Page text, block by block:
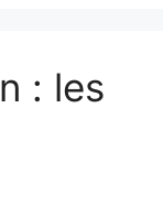
: les